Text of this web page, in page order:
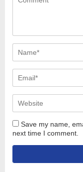
Save my name,
next time I comment.